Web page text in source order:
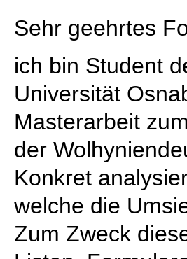
Sehr geehrtes
ich bin Student
Universität
Masterarbeit
der
Konkret
welche die
Zum Zweck